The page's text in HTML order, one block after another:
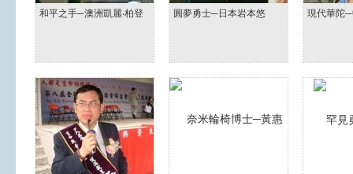
和平之手─澳洲凱麗‧柏登 圓夢勇士─日本岩本悠 現代華陀